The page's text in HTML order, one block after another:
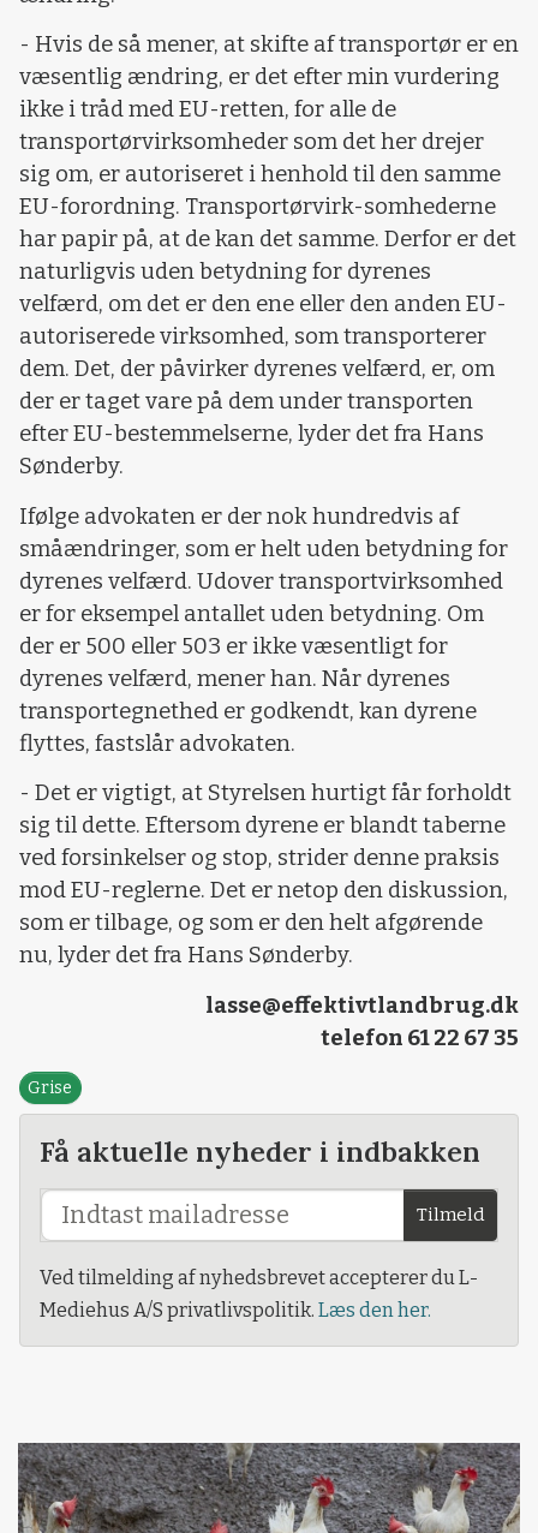
- Hvis de så mener, at skifte af transportør er en
væsentlig ændring, er det efter min vurdering
ikke i tråd med EU-retten, for alle de
transportørvirksomheder som det her drejer
sig om, er autoriseret i henhold til den samme
EU-forordning. Transportørvirk-somhederne
har papir på, at de kan det samme. Derfor er det
naturligvis uden betydning for dyrenes
velfærd, om det er den ene eller den anden EU-
autoriserede virksomhed, som transporterer
dem. Det, der påvirker dyrenes velfærd, er, om
der er taget vare på dem under transporten
efter EU-bestemmelserne, lyder det fra Hans
Sønderby.
Ifølge advokaten er der nok hundredvis af
småændringer, som er helt uden betydning for
dyrenes velfærd. Udover transportvirksomhed
er for eksempel antallet uden betydning. Om
der er 500 eller 503 er ikke væsentligt for
dyrenes velfærd, mener han. Når dyrenes
transportegnethed er godkendt, kan dyrene
flyttes, fastslår advokaten.
- Det er vigtigt, at Styrelsen hurtigt får forholdt
sig til dette. Eftersom dyrene er blandt taberne
ved forsinkelser og stop, strider denne praksis
mod EU-reglerne. Det er netop den diskussion,
som er tilbage, og som er den helt afgørende
nu, lyder det fra Hans Sønderby.
lasse@effektivtlandbrug.dk
telefon 61 22 67 35
Grise
Få aktuelle nyheder i indbakken
Tilmeld
Ved tilmelding af nyhedsbrevet accepterer du L-
Mediehus A/S privatlivspolitik. Læs den her.